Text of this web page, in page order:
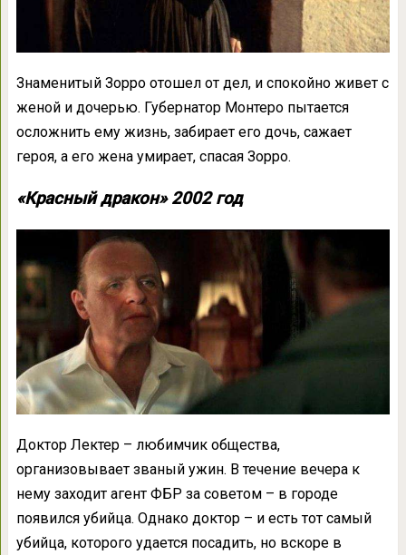
Знаменитый Зорро отошел от дел, и спокойно живет с
женой и дочерью. Губернатор Монтеро пытается
осложнить ему жизнь, забирает его дочь, сажает
героя, а его жена умирает, спасая Зорро.
«Красный дракон» 2002 год
Доктор Лектер – любимчик общества,
организовывает званый ужин. В течение вечера к
нему заходит агент ФБР за советом – в городе
появился убийца. Однако доктор – и есть тот самый
убийца, которого удается посадить, но вскоре в